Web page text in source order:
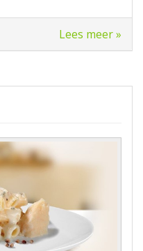
Lees meer »